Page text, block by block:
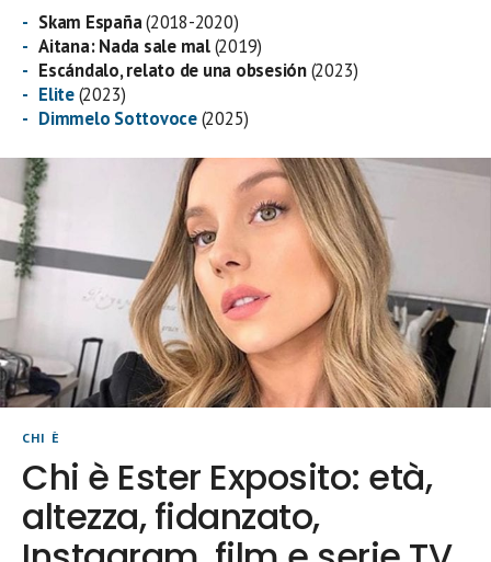
Skam España(2018-2020)
Aitana: Nada sale mal(2019)
Escándalo, relato de una obsesión(2023)
Elite(2023)
Dimmelo Sottovoce(2025)
CHI È
Chi è Ester Exposito: età,
altezza, fidanzato,